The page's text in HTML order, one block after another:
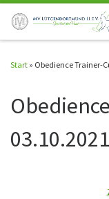
Zum Inhalt springen
Start » Obedience Trainer-